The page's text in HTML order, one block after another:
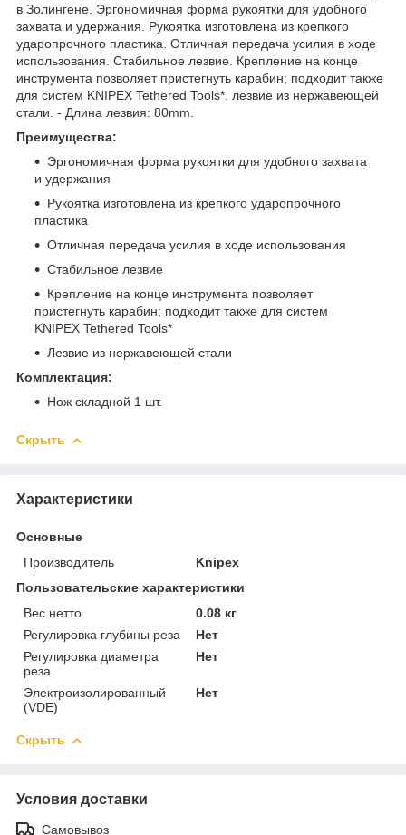
в Золингене. Эргономичная форма рукоятки для удобного
захвата и удержания. Рукоятка изготовлена из крепкого
ударопрочного пластика. Отличная передача усилия в ходе
использования. Стабильное лезвие. Крепление на конце
инструмента позволяет пристегнуть карабин; подходит также
для систем KNIPEX Tethered Tools*. лезвие из нержавеющей
стали. - Длина лезвия: 80mm.
Преимущества:
Эргономичная форма рукоятки для удобного захвата
и удержания
Рукоятка изготовлена из крепкого ударопрочного
пластика
Отличная передача усилия в ходе использования
Стабильное лезвие
Крепление на конце инструмента позволяет
пристегнуть карабин; подходит также для систем
KNIPEX Tethered Tools*
Лезвие из нержавеющей стали
Комплектация:
Нож складной 1 шт.
Скрыть
Характеристики
Основные
Производитель
Knipex
Пользовательские характеристики
Вес нетто
0.08 кг
Регулировка глубины реза
Нет
Регулировка диаметра
реза
Нет
Электроизолированный
(VDE)
Нет
Скрыть
Условия доставки
Самовывоз